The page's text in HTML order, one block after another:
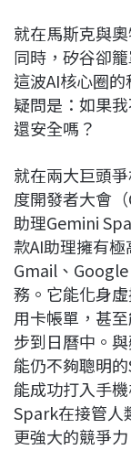
就在馬斯克與
同時，矽谷卻
這波AI核心圈
疑問是：如果
還安全嗎？
就在兩大巨頭
度開發者大會
助理Gemini
款AI助理擁有
Gmail、
務。它能化身
用卡帳單，甚
步到日曆中。
能仍不夠聰明
能成功打入手
Spark在接管人
更強大的競爭力